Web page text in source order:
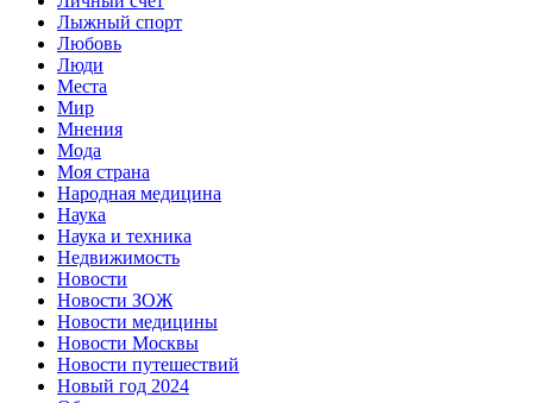
Лыжный спорт
Любовь
Люди
Места
Мир
Мнения
Мода
Моя страна
Народная медицина
Наука
Наука и техника
Недвижимость
Новости
Новости ЗОЖ
Новости медицины
Новости Москвы
Новости путешествий
Новый год 2024